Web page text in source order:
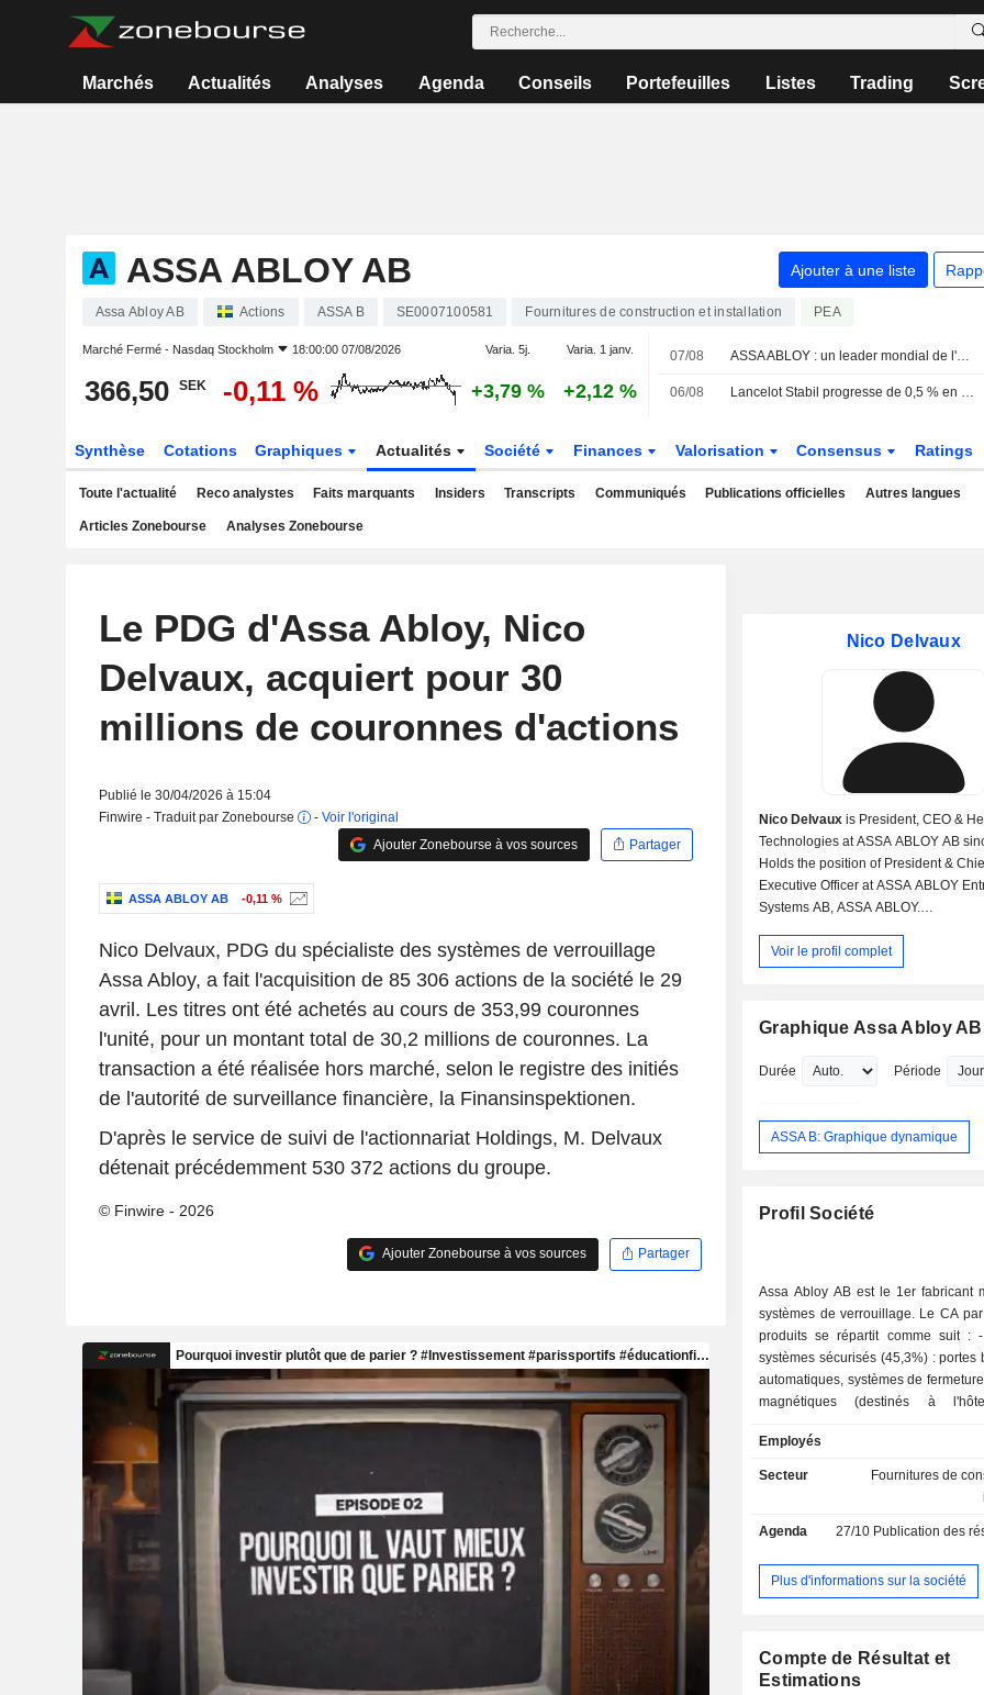
Marchés Actualités Analyses Agenda Conseils Portefeuilles Listes Trading
ASSA ABLOY AB Ajouter à une liste
Assa Abloy AB Actions ASSA B SE0007100581 Fournitures de construction et installation PEA
Marché Fermé - Nasdaq Stockholm 18:00:00 07/08/2026 Varia. 5j. Varia. 1 janv.
366,50 SEK -0,11 % +3,79 % +2,12 %
07/08 ASSA ABLOY : un leader mondial de l'accès aux performances durables
06/08 Lancelot Stabil progresse de 0,5 % en juillet - Epiroc intègre le portefeuille
Synthèse Cotations Graphiques Actualités Société Finances Valorisation Consensus Ratings
Toute l'actualité Reco analystes Faits marquants Insiders Transcripts Communiqués Publications officielles Autres langues
Articles Zonebourse Analyses Zonebourse
Le PDG d'Assa Abloy, Nico
Delvaux, acquiert pour 30
millions de couronnes d'actions
Publié le 30/04/2026 à 15:04
Finwire - Traduit par Zonebourse
- Voir l'original
Ajouter Zonebourse à vos sources
Partager
ASSA ABLOY AB -0,11 %
Nico Delvaux, PDG du spécialiste des systèmes de verrouillage
Assa Abloy, a fait l'acquisition de 85 306 actions de la société le 29
avril. Les titres ont été achetés au cours de 353,99 couronnes
l'unité, pour un montant total de 30,2 millions de couronnes. La
transaction a été réalisée hors marché, selon le registre des initiés
de l'autorité de surveillance financière, la Finansinspektionen.
D'après le service de suivi de l'actionnariat Holdings, M. Delvaux
détenait précédemment 530 372 actions du groupe.
© Finwire - 2026
Ajouter Zonebourse à vos sources Partager
Nico Delvaux
Nico Delvaux is President, CEO &
Technologies at ASSA ABLOY AB
Holds the position of President &
Executive Officer at ASSA ABLOY
Systems AB, ASSA ABLOY.
ASSA ABLOY Nederland BV, and
Technology Division at Assa Abloy
since 2018.
President, CEO & Head-Global
Formerly President & Chief Executive
Senior Executive Vice President at
Educated at Université Libre de
an undergraduate degree.
Voir le profil complet
Graphique Assa Abloy AB
Durée Période
ASSA B: Graphique dynamique
Profil Société
Assa Abloy AB est le 1er fabricant
systèmes de verrouillage. Le CA
produits se répartit comme suit : - portes et
systèmes sécurisés (45,3%) : portes
automatiques, systèmes de
magnétiques (destinés à
et aux machines à sous), etc. ; - systèmes de
verrouillage électroniques et
(31,2%) : digicodes, serrures
(23,5%) : serrures, cadenas,
Europe (32,9%), Amérique du
Asie (6,2%), Océanie (3,5%),
Employés
Secteur
Fournitures de
Agenda 27/10 Publication des résultats
Plus d'informations sur la société
Compte de Résultat et
Estimations